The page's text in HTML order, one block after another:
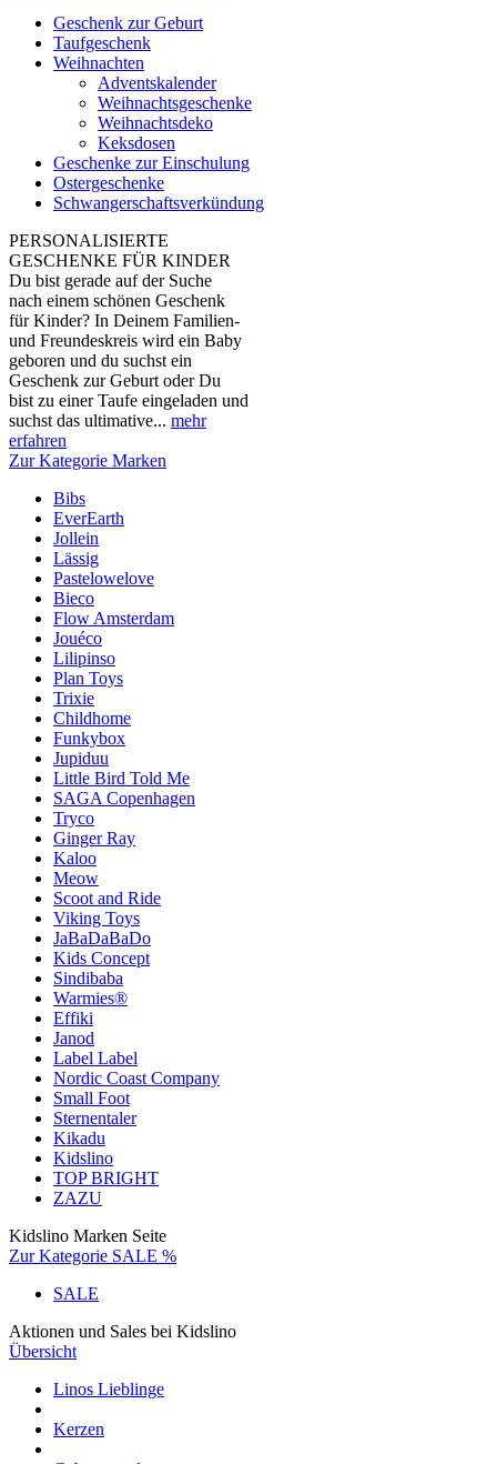
Geschenk zur Geburt
Taufgeschenk
Weihnachten
Adventskalender
Weihnachtsgeschenke
Weihnachtsdeko
Keksdosen
Geschenke zur Einschulung
Ostergeschenke
Schwangerschaftsverkündung
PERSONALISIERTE
GESCHENKE FÜR KINDER
Du bist gerade auf der Suche
nach einem schönen Geschenk
für Kinder? In Deinem Familien-
und Freundeskreis wird ein Baby
geboren und du suchst ein
Geschenk zur Geburt oder Du
bist zu einer Taufe eingeladen und
suchst das ultimative... mehr
erfahren
Zur Kategorie Marken
Bibs
EverEarth
Jollein
Lässig
Pastelowelove
Bieco
Flow Amsterdam
Jouéco
Lilipinso
Plan Toys
Trixie
Childhome
Funkybox
Jupiduu
Little Bird Told Me
SAGA Copenhagen
Tryco
Ginger Ray
Kaloo
Meow
Scoot and Ride
Viking Toys
JaBaDaBaDo
Kids Concept
Sindibaba
Warmies®
Effiki
Janod
Label Label
Nordic Coast Company
Small Foot
Sternentaler
Kikadu
Kidslino
TOP BRIGHT
ZAZU
Kidslino Marken Seite
Zur Kategorie SALE %
SALE
Aktionen und Sales bei Kidslino
Übersicht
Linos Lieblinge
Kerzen